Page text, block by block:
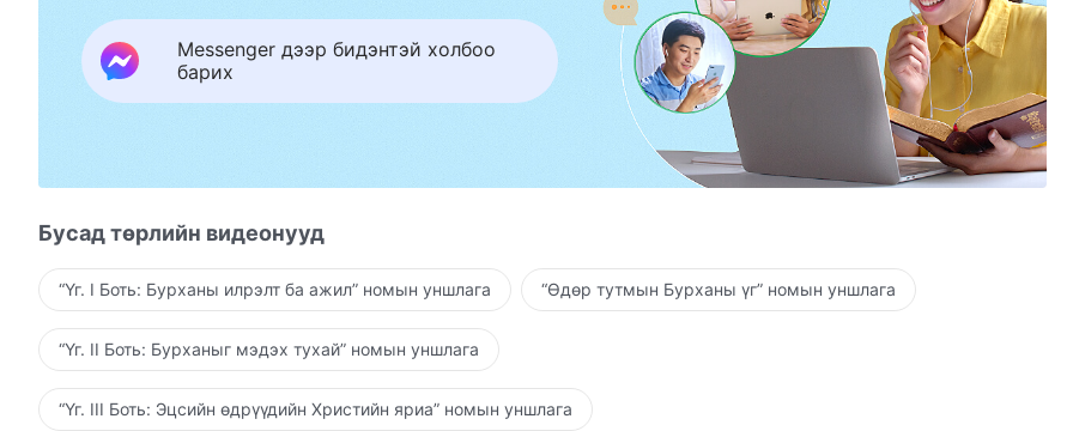
Messenger дээр бидэнтэй холбоо
барих
Бусад төрлийн видеонууд
“Үг. I Боть: Бурханы илрэлт ба ажил” номын уншлага “Өдөр тутмын Бурханы үг” номын уншлага
“Үг. II Боть: Бурханыг мэдэх тухай” номын уншлага
“Үг. III Боть: Эцсийн өдрүүдийн Христийн яриа” номын уншлага